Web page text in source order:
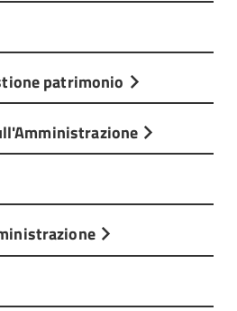
patrimonio